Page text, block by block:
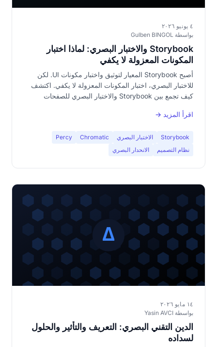
٤ يونيو ٢٠٢٦
بواسطة Gulben BINGOL
Storybook والاختبار البصري: لماذا اختبار
المكونات المعزولة لا يكفي
أصبح Storybook المعيار لتوثيق واختبار مكونات UI. لكن
للاختبار البصري، اختبار المكونات المعزولة لا يكفي. اكتشف
كيف تجمع بين Storybook والاختبار البصري للصفحات
اقرأ المزيد →
Storybook الاختبار البصري Chromatic
Percy
نظام التصميم
الانحدار البصري
١٤ مايو ٢٠٢٦
بواسطة Yasin AVCI
الدين التقني البصري: التعريف والتأثير والحلول
لسداده